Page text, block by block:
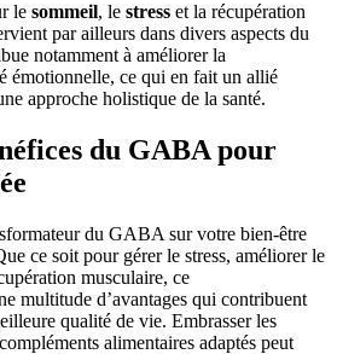
le sommeil, le stress et la récupération
par ailleurs dans divers aspects du
notamment à améliorer la
émotionnelle, ce qui en fait un allié
approche holistique de la santé.
du GABA pour
du GABA sur votre bien-être
ce soit pour gérer le stress, améliorer le
musculaire, ce
multitude d’avantages qui contribuent
qualité de vie. Embrasser les
alimentaires adaptés peut